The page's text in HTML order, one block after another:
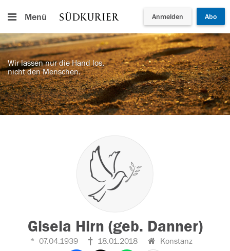
Menü Anmelden Abo
Wir lassen nur die Hand los,
nicht den Menschen.
Gisela Hirn (geb. Danner)
07.04.1939 18.01.2018 Konstanz